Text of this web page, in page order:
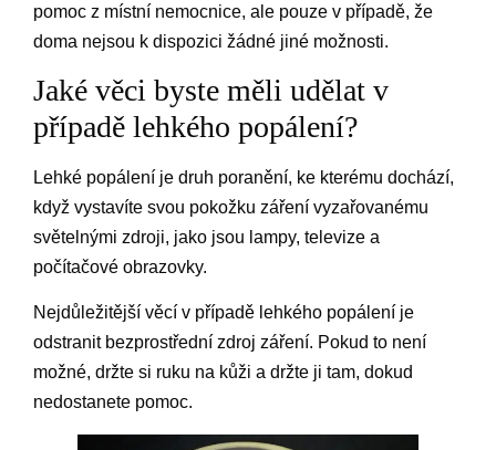
pomoc z místní nemocnice, ale pouze v případě, že
doma nejsou k dispozici žádné jiné možnosti.
Jaké věci byste měli udělat v
případě lehkého popálení?
Lehké popálení je druh poranění, ke kterému dochází,
když vystavíte svou pokožku záření vyzařovanému
světelnými zdroji, jako jsou lampy, televize a
počítačové obrazovky.
Nejdůležitější věcí v případě lehkého popálení je
odstranit bezprostřední zdroj záření. Pokud to není
možné, držte si ruku na kůži a držte ji tam, dokud
nedostanete pomoc.